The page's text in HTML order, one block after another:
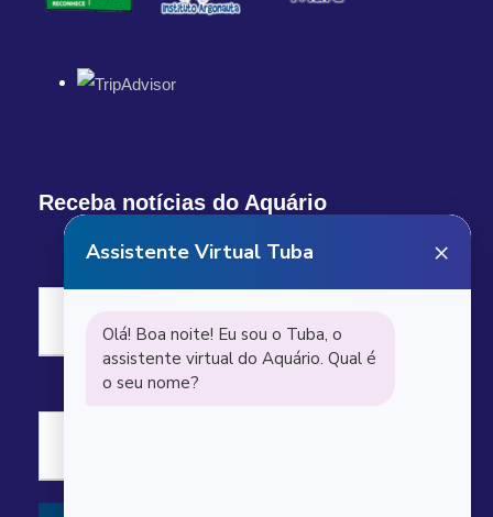
Receba notícias do Aquário